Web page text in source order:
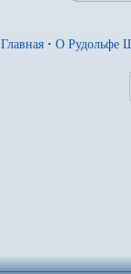
Главная · О Рудольфе